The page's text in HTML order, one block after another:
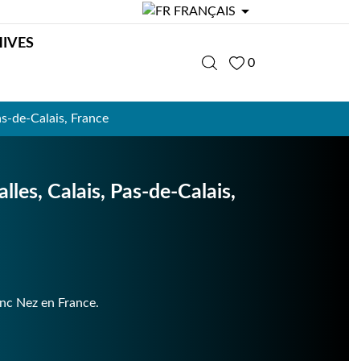
FRANÇAIS 
0
de-Calais, France
Calais, Pas-de-Calais,
Nez en France.